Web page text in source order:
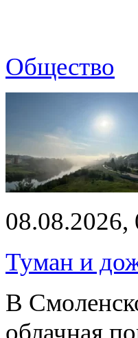
Общество
08.08.2026,
Туман и
В
облачная